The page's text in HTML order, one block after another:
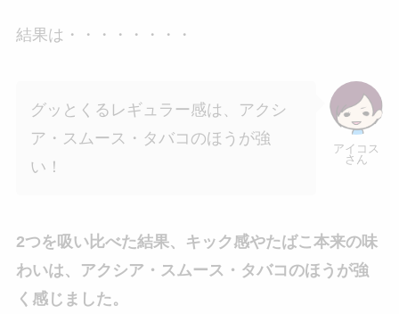
結果は・・・・・・・・
アイコス
さん
グッとくるレギュラー感は、アクシ
ア・スムース・タバコのほうが強
い！
2つを吸い比べた結果、キック感やたばこ本来の味
わいは、アクシア・スムース・タバコのほうが強
く感じました。